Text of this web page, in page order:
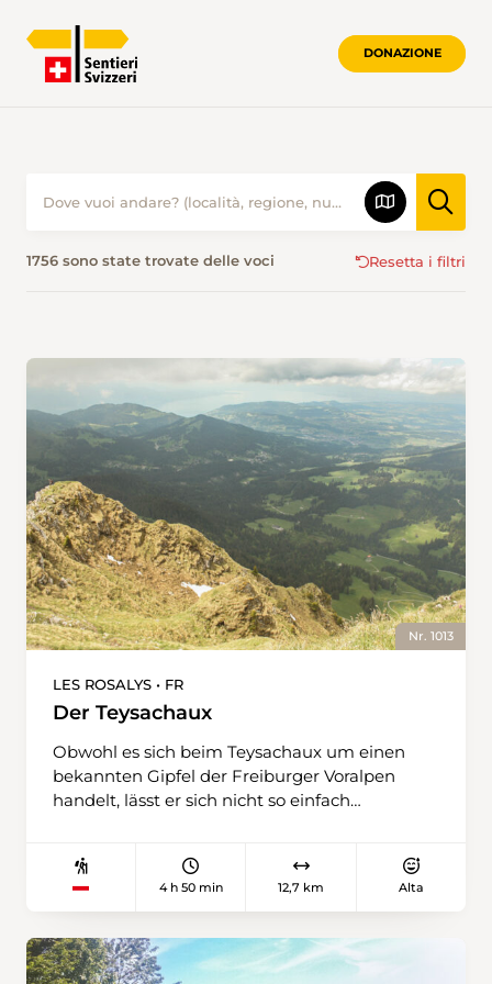
DONAZIONE
1756 sono state trovate delle voci Resetta i filtri
Nr. 1013
LES ROSALYS • FR
Der Teysachaux
Obwohl es sich beim Teysachaux um einen
bekannten Gipfel der Freiburger Voralpen
handelt, lässt er sich nicht so einfach
einem der Bus vom Dorf Les Paccots an die
Haltestelle Les Rosalys. Von hier aus folgt man
nach einigen zurückgelegten Höhenmetern
langsam die Müdigkeit bemerkbar macht,
4 h 50 min 12,7 km Alta